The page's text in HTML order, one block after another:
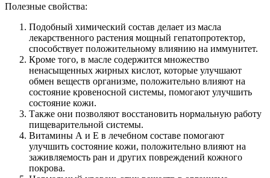
Полезные свойства:
Подобный химический состав делает из масла
лекарственного растения мощный гепатопротектор,
способствует положительному влиянию на иммунитет.
Кроме того, в масле содержится множество
ненасыщенных жирных кислот, которые улучшают
обмен веществ организме, положительно влияют на
состояние кровеносной системы, помогают улучшить
состояние кожи.
Также они позволяют восстановить нормальную работу
пищеварительной системы.
Витамины А и Е в лечебном составе помогают
улучшить состояние кожи, положительно влияют на
заживляемость ран и других повреждений кожного
покрова.